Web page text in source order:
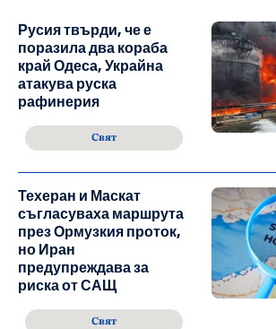
Русия твърди, че е
поразила два кораба
край Одеса, Украйна
атакува руска
рафинерия
Свят
Техеран и Маскат
съгласуваха маршрута
през Ормузкия проток,
но Иран
предупреждава за
риска от САЩ
Свят